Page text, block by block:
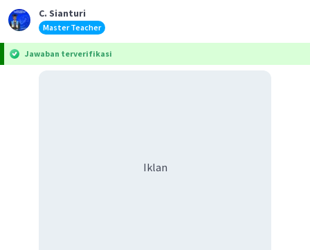
C. Sianturi
Master Teacher
Jawaban terverifikasi
Iklan